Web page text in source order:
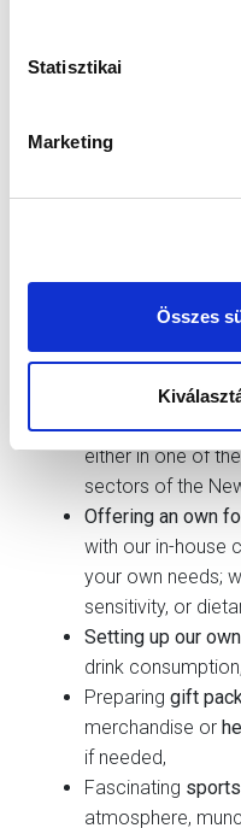
Statisztikai
Marketing
Összes
Providing a cozy
either in one of
sectors of the
Offering an own
with our in-house
your own needs;
sensitivity, or
Setting up our
drink consumption,
Preparing gift
merchandise or
if needed,
Fascinating
atmosphere,